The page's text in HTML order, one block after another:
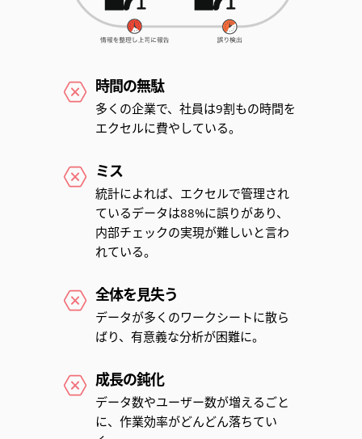
時間の無駄
多くの企業で、社員は9割もの時間を
エクセルに費やしている。
ミス
統計によれば、エクセルで管理され
ているデータは88%に誤りがあり、
内部チェックの実現が難しいと言わ
れている。
全体を見失う
データが多くのワークシートに散ら
ばり、有意義な分析が困難に。
成長の鈍化
データ数やユーザー数が増えるごと
に、作業効率がどんどん落ちてい